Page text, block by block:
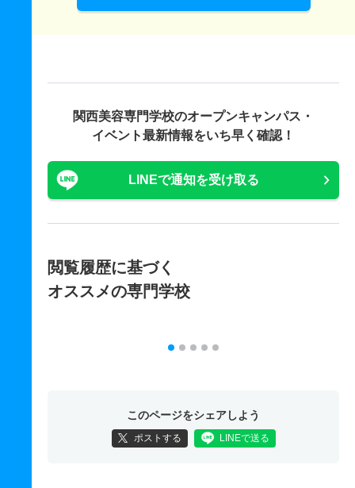
関西美容専門学校のオープンキャンパス・
イベント最新情報をいち早く確認！
LINEで通知を受け取る
閲覧履歴に基づく
オススメの専門学校
このページをシェアしよう
ポストする LINEで送る